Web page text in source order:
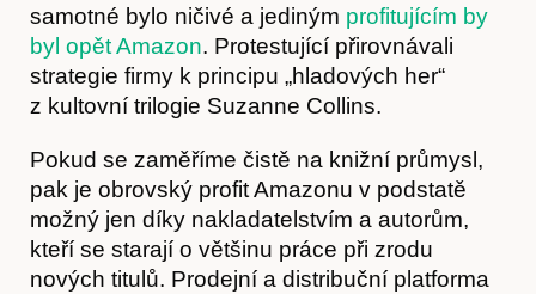
samotné bylo ničivé a jediným profitujícím by
byl opět Amazon. Protestující přirovnávali
strategie firmy k principu „hladových her“
z kultovní trilogie Suzanne Collins.
Pokud se zaměříme čistě na knižní průmysl,
pak je obrovský profit Amazonu v podstatě
možný jen díky nakladatelstvím a autorům,
kteří se starají o většinu práce při zrodu
nových titulů. Prodejní a distribuční platforma